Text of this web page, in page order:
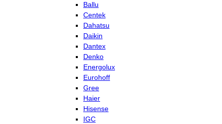
Ballu
Centek
Dahatsu
Daikin
Dantex
Denko
Energolux
Eurohoff
Gree
Haier
Hisense
IGC